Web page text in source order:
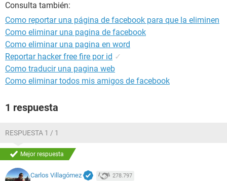
Consulta también:
Como reportar una página de facebook para que la eliminen
Como eliminar una pagina de facebook
Como eliminar una pagina en word
Reportar hacker free fire por id ✓
Como traducir una pagina web
Como eliminar todos mis amigos de facebook
1 respuesta
RESPUESTA 1 / 1
Mejor respuesta
Carlos Villagómez 278.797